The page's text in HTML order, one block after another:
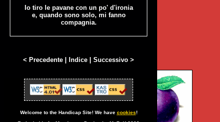
Io tiro le pavane con un po' d'ironia
e, quando sono solo, mi fanno
compagnia.
< Precedente Indice Successivo >
Welcome to the Handicap Site! We have cookies!